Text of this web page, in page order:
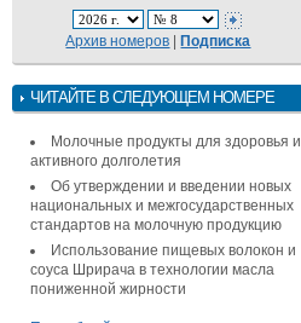
Архив номеров |Подписка
ЧИТАЙТЕ В СЛЕДУЮЩЕМ НОМЕРЕ
Молочные продукты для здоровья и
активного долголетия
Об утверждении и введении новых
национальных и межгосударственных
стандартов на молочную продукцию
Использование пищевых волокон и
соуса Шрирача в технологии масла
пониженной жирности